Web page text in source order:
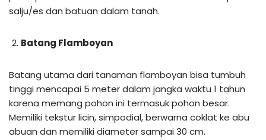
salju/es dan batuan dalam tanah.
Batang Flamboyan
Batang utama dari tanaman flamboyan bisa tumbuh
tinggi mencapai 5 meter dalam jangka waktu 1 tahun
karena memang pohon ini termasuk pohon besar.
Memiliki tekstur licin, simpodial, berwarna coklat ke abu
abuan dan memiliki diameter sampai 30 cm.